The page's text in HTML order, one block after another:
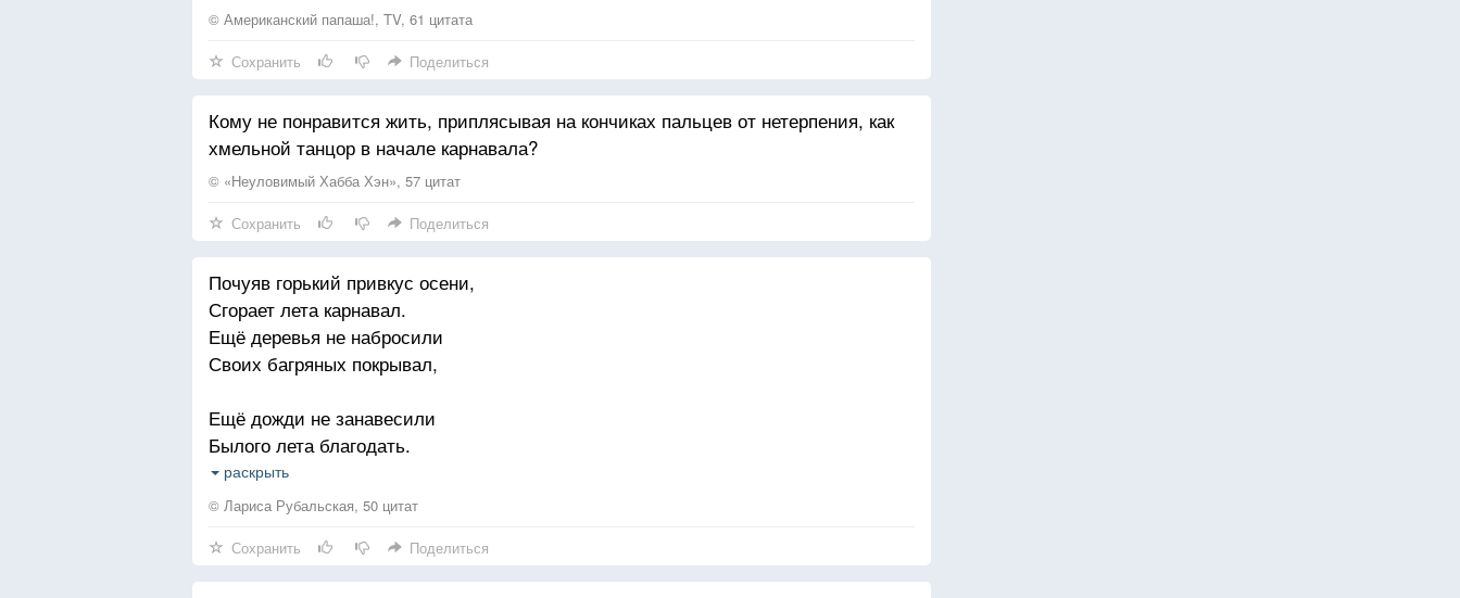
© Американский папаша!, TV, 61 цитата
Сохранить Поделиться
Кому не понравится жить, приплясывая на кончиках пальцев от нетерпения, как
хмельной танцор в начале карнавала?
© «Неуловимый Хабба Хэн», 57 цитат
Сохранить Поделиться
Почуяв горький привкус осени,
Сгорает лета карнавал.
Ещё деревья не набросили
Своих багряных покрывал,
Ещё дожди не занавесили
Былого лета благодать.
А почему мне так невесело,
Вы не старайтесь угадать.
раскрыть
© Лариса Рубальская, 50 цитат
Сохранить Поделиться